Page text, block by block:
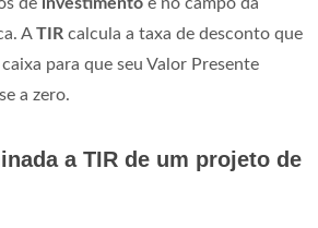
de investimento e no campo da
ATIR calcula a taxa de desconto que
para que seu Valor Presente
a zero.
a TIR de um projeto de